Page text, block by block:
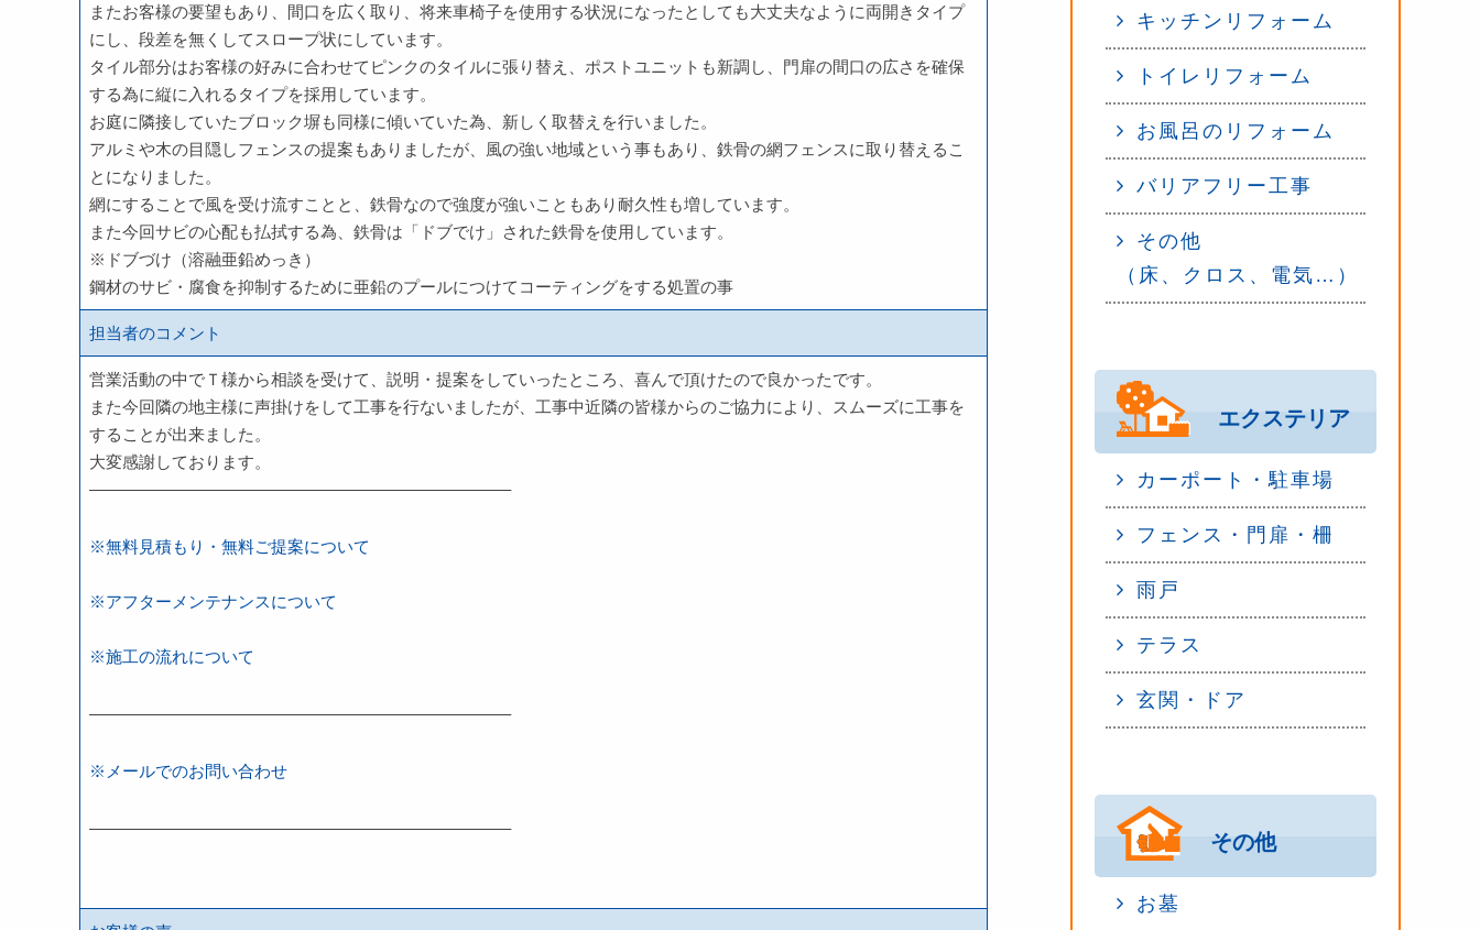
またお客様の要望もあり、間口を広く取り、将来車椅子を使用する状況になったとしても大丈夫なように両開きタイプ
にし、段差を無くしてスロープ状にしています。
タイル部分はお客様の好みに合わせてピンクのタイルに張り替え、ポストユニットも新調し、門扉の間口の広さを確保
する為に縦に入れるタイプを採用しています。
お庭に隣接していたブロック塀も同様に傾いていた為、新しく取替えを行いました。
アルミや木の目隠しフェンスの提案もありましたが、風の強い地域という事もあり、鉄骨の網フェンスに取り替えるこ
とになりました。
網にすることで風を受け流すことと、鉄骨なので強度が強いこともあり耐久性も増しています。
また今回サビの心配も払拭する為、鉄骨は「ドブでけ」された鉄骨を使用しています。
※ドブづけ（溶融亜鉛めっき）
鋼材のサビ・腐食を抑制するために亜鉛のプールにつけてコーティングをする処置の事
担当者のコメント
営業活動の中でＴ様から相談を受けて、説明・提案をしていったところ、喜んで頂けたので良かったです。
また今回隣の地主様に声掛けをして工事を行ないましたが、工事中近隣の皆様からのご協力により、スムーズに工事を
することが出来ました。
大変感謝しております。
—————————————————————————–
※無料見積もり・無料ご提案について
※アフターメンテナンスについて
※施工の流れについて
—————————————————————————–
※メールでのお問い合わせ
—————————————————————————–
キッチンリフォーム
トイレリフォーム
お風呂のリフォーム
バリアフリー工事
その他
（床、クロス、電気…）
エクステリア
カーポート・駐車場
フェンス・門扉・柵
雨戸
テラス
玄関・ドア
その他
お墓